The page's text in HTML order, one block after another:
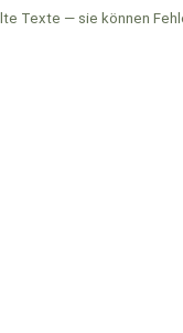
Texte — sie können